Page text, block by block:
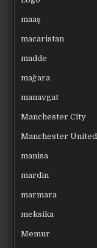
maaş
macaristan
madde
mağara
manavgat
Manchester City
Manchester United
manisa
mardin
marmara
meksika
Memur